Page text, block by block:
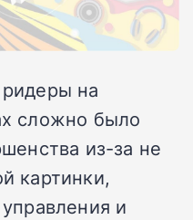
на
сложно было
из-за не
картинки,
и